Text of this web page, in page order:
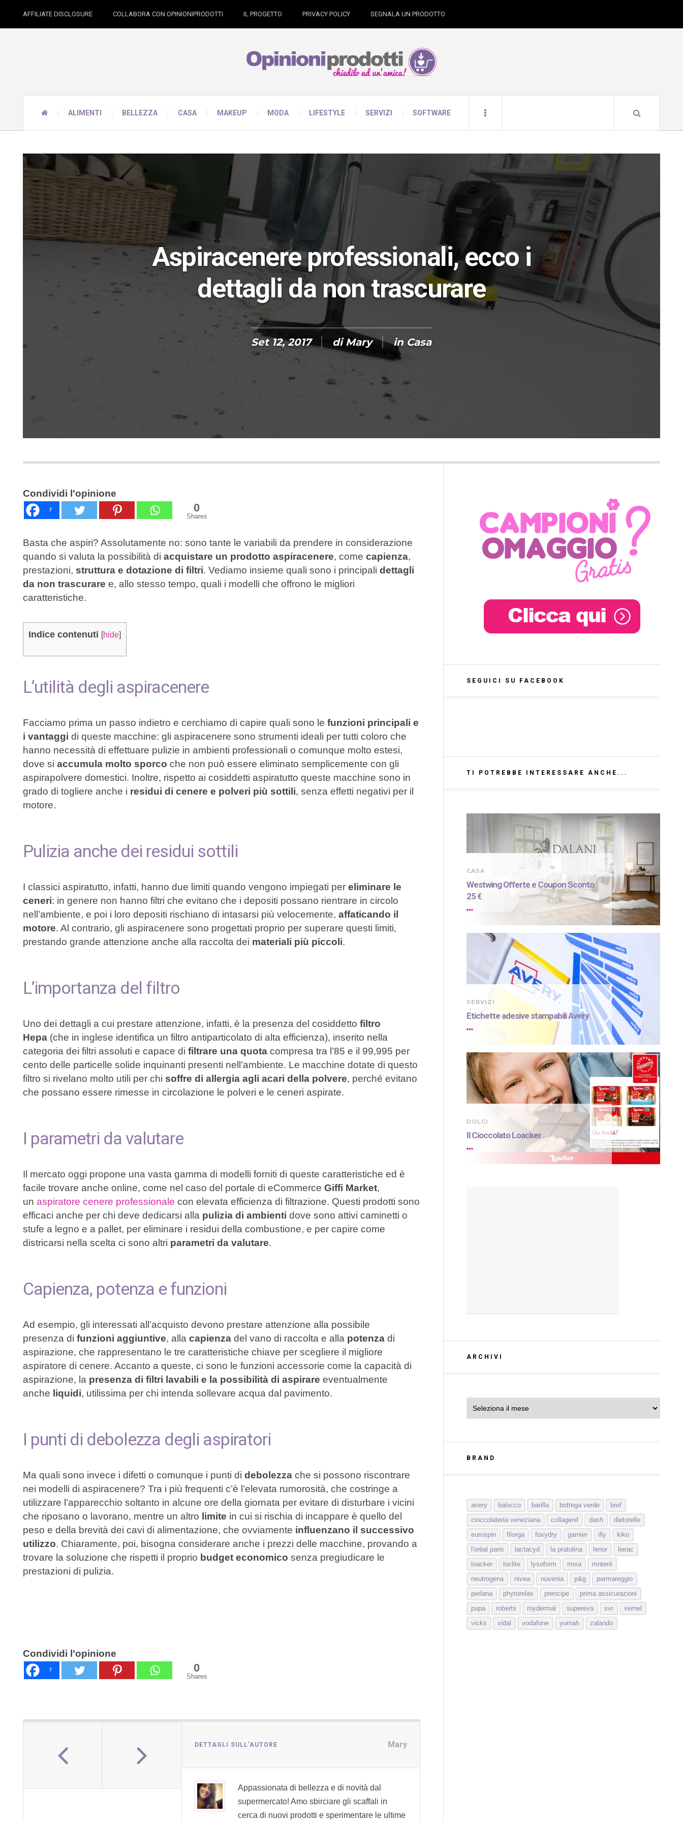
AFFILIATE DISCLOSURE COLLABORA CON OPINIONIPRODOTTI IL PROGETTO PRIVACY POLICY SEGNALA UN PRODOTTO
ALIMENTI BELLEZZA CASA MAKEUP MODA LIFESTYLE SERVIZI SOFTWARE
Aspiracenere professionali, ecco i
dettagli da non trascurare
Set 12, 2017 di Mary in Casa
Condividi l'opinione
7 0
Shares
Basta che aspiri? Assolutamente no: sono tante le variabili da prendere in considerazione
quando si valuta la possibilità di acquistare un prodotto aspiracenere, come capienza,
prestazioni, struttura e dotazione di filtri. Vediamo insieme quali sono i principali dettagli
da non trascurare e, allo stesso tempo, quali i modelli che offrono le migliori
caratteristiche.
Indice contenuti [hide]
L’utilità degli aspiracenere
Facciamo prima un passo indietro e cerchiamo di capire quali sono le funzioni principali e
i vantaggi di queste macchine: gli aspiracenere sono strumenti ideali per tutti coloro che
hanno necessità di effettuare pulizie in ambienti professionali o comunque molto estesi,
dove si accumula molto sporco che non può essere eliminato semplicemente con gli
aspirapolvere domestici. Inoltre, rispetto ai cosiddetti aspiratutto queste macchine sono in
grado di togliere anche i residui di cenere e polveri più sottili, senza effetti negativi per il
motore.
Pulizia anche dei residui sottili
I classici aspiratutto, infatti, hanno due limiti quando vengono impiegati per eliminare le
ceneri: in genere non hanno filtri che evitano che i depositi possano rientrare in circolo
nell’ambiente, e poi i loro depositi rischiano di intasarsi più velocemente, affaticando il
motore. Al contrario, gli aspiracenere sono progettati proprio per superare questi limiti,
prestando grande attenzione anche alla raccolta dei materiali più piccoli.
L’importanza del filtro
Uno dei dettagli a cui prestare attenzione, infatti, è la presenza del cosiddetto filtro
Hepa (che in inglese identifica un filtro antiparticolato di alta efficienza), inserito nella
categoria dei filtri assoluti e capace di filtrare una quota compresa tra l’85 e il 99,995 per
cento delle particelle solide inquinanti presenti nell’ambiente. Le macchine dotate di questo
filtro si rivelano molto utili per chi soffre di allergia agli acari della polvere, perché evitano
che possano essere rimesse in circolazione le polveri e le ceneri aspirate.
I parametri da valutare
Il mercato oggi propone una vasta gamma di modelli forniti di queste caratteristiche ed è
facile trovare anche online, come nel caso del portale di eCommerce Giffi Market,
un aspiratore cenere professionale con elevata efficienza di filtrazione. Questi prodotti sono
efficaci anche per chi deve dedicarsi alla pulizia di ambienti dove sono attivi caminetti o
stufe a legno e a pallet, per eliminare i residui della combustione, e per capire come
districarsi nella scelta ci sono altri parametri da valutare.
Capienza, potenza e funzioni
Ad esempio, gli interessati all’acquisto devono prestare attenzione alla possibile
presenza di funzioni aggiuntive, alla capienza del vano di raccolta e alla potenza di
aspirazione, che rappresentano le tre caratteristiche chiave per scegliere il migliore
aspiratore di cenere. Accanto a queste, ci sono le funzioni accessorie come la capacità di
aspirazione, la presenza di filtri lavabili e la possibilità di aspirare eventualmente
anche liquidi, utilissima per chi intenda sollevare acqua dal pavimento.
I punti di debolezza degli aspiratori
Ma quali sono invece i difetti o comunque i punti di debolezza che si possono riscontrare
nei modelli di aspiracenere? Tra i più frequenti c’è l’elevata rumorosità, che costringe a
utilizzare l’apparecchio soltanto in alcune ore della giornata per evitare di disturbare i vicini
che riposano o lavorano, mentre un altro limite in cui si rischia di incappare è quello del
peso e della brevità dei cavi di alimentazione, che ovviamente influenzano il successivo
utilizzo. Chiaramente, poi, bisogna considerare anche i prezzi delle macchine, provando a
trovare la soluzione che rispetti il proprio budget economico senza pregiudicare le
prestazioni di pulizia.
Condividi l'opinione
7 0
Shares
DETTAGLI SULL'AUTORE Mary
Appassionata di bellezza e di novità dal
supermercato! Amo sbirciare gli scaffali in
cerca di nuovi prodotti e sperimentare le ultime
SEGUICI SU FACEBOOK
TI POTREBBE INTERESSARE ANCHE...
CASA
Westwing Offerte e Coupon Sconto
25 €
SERVIZI
Etichette adesive stampabili Avery
DOLCI
Il Cioccolato Loacker
ARCHIVI
BRAND
avery balocco barilla bottega verde
bref
cioccolateria veneziana
collagenil dash
dietorelle
eurospin
filorga foxydry garnier illy
kiko
l'oréal paris
lactacyd la pratolina lenor
lierac
loacker
loclite lysoform mixa
mnteré
neutrogena
nivea nuvenia p&g
parmareggio
perlana
phytorelax prencipe
prima assicurazioni
pupa
roberts roydermal supereva svr
vernel
vicks
vidal vodafone yumah zalando